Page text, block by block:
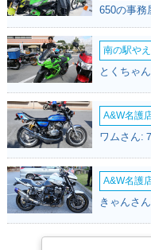
南の駅や
とくちゃ
A&W名護
ワムさん:
A&W名護
きゃんさ